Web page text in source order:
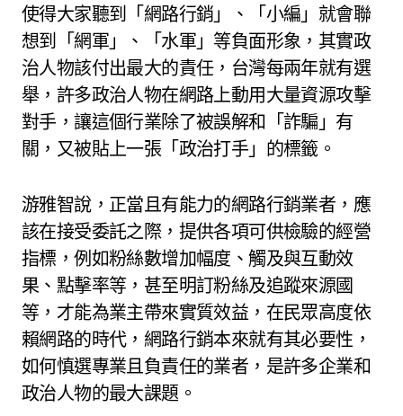
使得大家聽到「網路行銷」、「小編」就會聯
想到「網軍」、「水軍」等負面形象，其實政
治人物該付出最大的責任，台灣每兩年就有選
舉，許多政治人物在網路上動用大量資源攻擊
對手，讓這個行業除了被誤解和「詐騙」有
關，又被貼上一張「政治打手」的標籤。
游雅智說，正當且有能力的網路行銷業者，應
該在接受委託之際，提供各項可供檢驗的經營
指標，例如粉絲數增加幅度、觸及與互動效
果、點擊率等，甚至明訂粉絲及追蹤來源國
等，才能為業主帶來實質效益，在民眾高度依
賴網路的時代，網路行銷本來就有其必要性，
如何慎選專業且負責任的業者，是許多企業和
政治人物的最大課題。